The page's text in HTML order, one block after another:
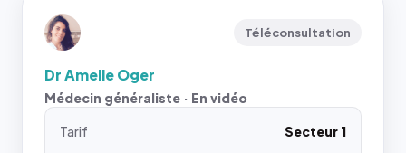
Téléconsultation
Dr Amelie Oger
Médecin généraliste · En vidéo
Tarif
Secteur 1